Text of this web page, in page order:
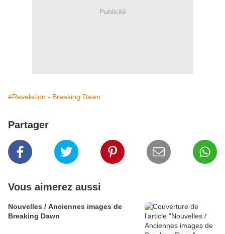
Publicité
#Revelation - Breaking Dawn
Partager
Vous aimerez aussi
Nouvelles / Anciennes images de
Breaking Dawn